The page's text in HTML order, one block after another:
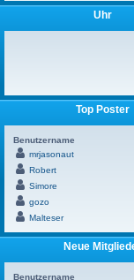
Uhr
Top Poster
Benutzername
mrjasonaut
Robert
Simore
gozo
Malteser
Neue
Benutzername